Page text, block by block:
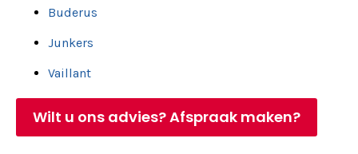
Buderus
Junkers
Vaillant
Wilt u ons advies? Afspraak maken?